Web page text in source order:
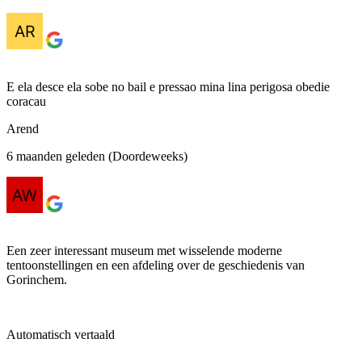
E ela desce ela sobe no bail e pressao mina lina perigosa obedie
coracau
Arend
6 maanden geleden (Doordeweeks)
Een zeer interessant museum met wisselende moderne
tentoonstellingen en een afdeling over de geschiedenis van
Gorinchem.
Automatisch vertaald